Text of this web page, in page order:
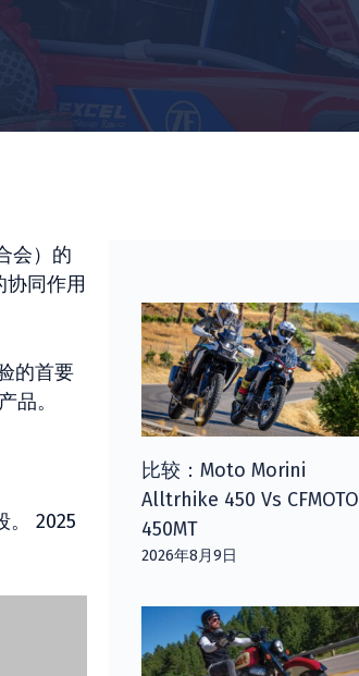
会）的
同作用
的首要
品。
。 2025
比较：Moto Morini
Alltrhike 450 Vs CFMOTO
450MT
2026年8月9日